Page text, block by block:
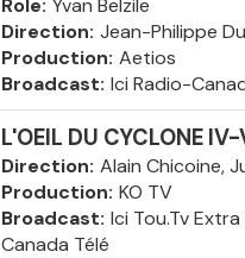
Role Yvan Belzile
Direction Jean-Philippe
Production Aetios
Broadcast Ici Radio-
L'OEIL DU CYCLONE
Direction Alain Chicoine,
Production KO TV
Broadcast Ici Tou.Tv
Canada Télé